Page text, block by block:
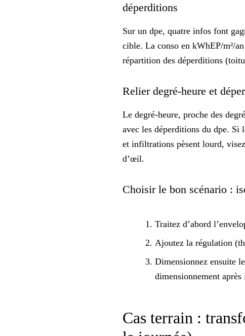
déperditions
Sur un dpe, quatre infos font
cible. La conso en kWhEP/m²/
répartition des déperditions
Relier degré-heure et
Le degré-heure, proche des
avec les déperditions du dpe. Si
et infiltrations pèsent lourd,
d’œil.
Choisir le bon scénario :
Traitez d’abord
Ajoutez la régulation
Dimensionnez ensuite
dimensionnement après
Cas terrain :